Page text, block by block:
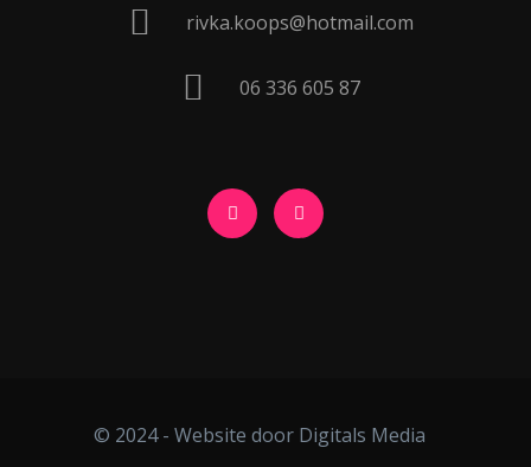
rivka.koops@hotmail.com
06 336 605 87
© 2024 - Website door Digitals Media